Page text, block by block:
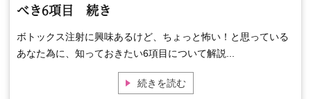
べき6項目 続き
ボトックス注射に興味あるけど、ちょっと怖い！と思っている
あなた為に、知っておきたい6項目について解説...
続きを読む